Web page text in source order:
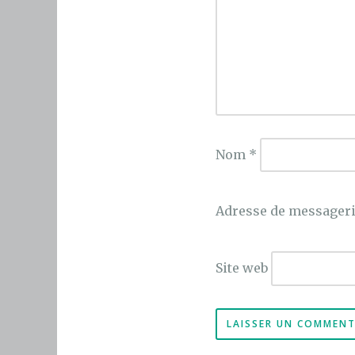
Nom *
Adresse de
Site web